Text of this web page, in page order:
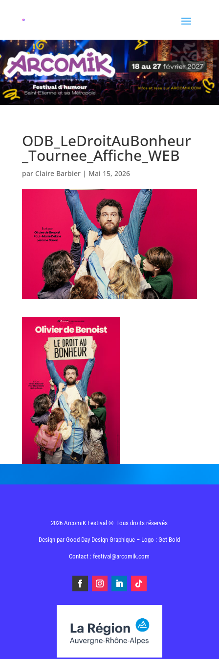
ODB_LeDroitAuBonheur
_Tournee_Affiche_WEB
par Claire Barbier| Mai 15, 2026
2026 ArcomiK Festival © Tous droits réservés
Design parGood Day Design Graphique – Logo : Get Bold
Contact : festival@arcomik.com